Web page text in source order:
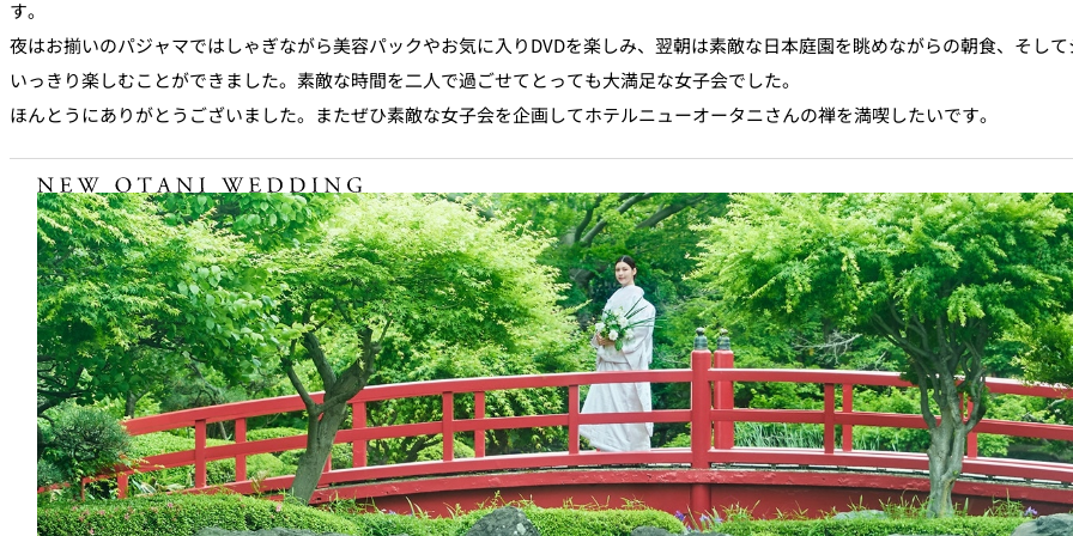
す。
夜はお揃いのパジャマではしゃぎながら美容パックやお気に入りDVDを楽しみ、翌朝は素敵な日本庭園を眺めながらの朝食、そし
いっきり楽しむことができました。素敵な時間を二人で過ごせてとっても大満足な女子会でした。
ほんとうにありがとうございました。またぜひ素敵な女子会を企画してホテルニューオータニさんの禅を満喫したいです。